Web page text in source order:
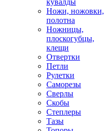
кувалды
Ножи, ножовки,
полотна
Ножницы,
плоскогубцы,
клещи
Отвертки
Петли
Рулетки
Саморезы
Сверлы
Скобы
Степлеры
Тазы